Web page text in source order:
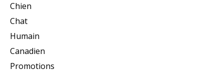
Chien
Chat
Humain
Canadien
Promotions